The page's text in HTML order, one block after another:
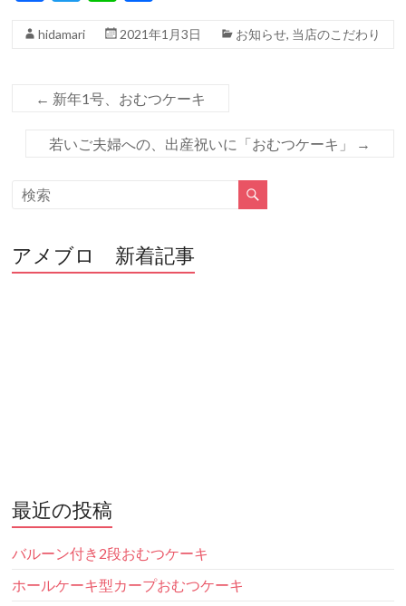
e
o
o
k
itt e
hidamari 2021年1月3日 お知らせ, 当店のこだわり
← 新年1号、おむつケーキ
若いご夫婦への、出産祝いに「おむつケーキ」 →
アメブロ 新着記事
最近の投稿
バルーン付き2段おむつケーキ
ホールケーキ型カープおむつケーキ